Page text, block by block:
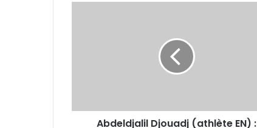
Abdeldjalil Djouadj (athlète EN) :